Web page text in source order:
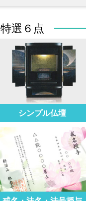
選６点
シンプル仏壇